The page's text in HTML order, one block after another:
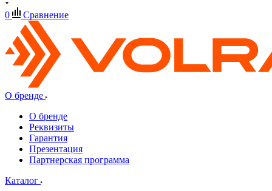
0 Сравнение
О бренде
О бренде
Реквизиты
Гарантия
Презентация
Партнерская программа
Каталог